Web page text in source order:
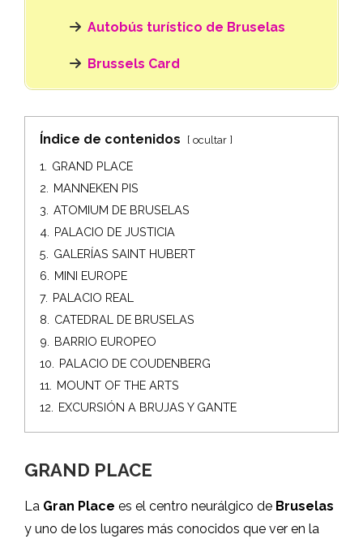
Autobús turístico de Bruselas
Brussels Card
Índice de contenidos ocultar
1.
GRAND PLACE
2.
MANNEKEN PIS
3. ATOMIUM DE BRUSELAS
4. PALACIO DE JUSTICIA
5.
GALERÍAS SAINT HUBERT
6.
MINI EUROPE
7. PALACIO REAL
8.
CATEDRAL DE BRUSELAS
9.
BARRIO EUROPEO
10.
PALACIO DE COUDENBERG
11.
MOUNT OF THE ARTS
12.
EXCURSIÓN A BRUJAS Y GANTE
GRAND PLACE
La Gran Place es el centro neurálgico de Bruselas
y uno de los lugares más conocidos que ver en la